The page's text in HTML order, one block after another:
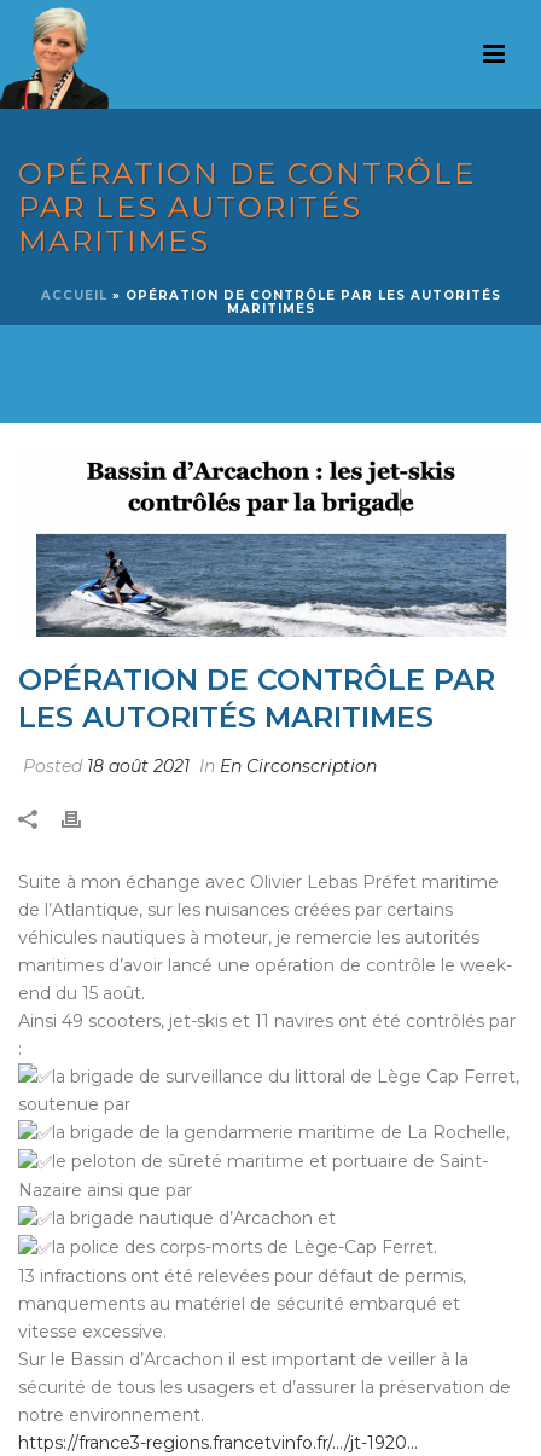
OPÉRATION DE CONTRÔLE
PAR LES AUTORITÉS
MARITIMES
ACCUEIL » OPÉRATION DE CONTRÔLE PAR LES AUTORITÉS
MARITIMES
OPÉRATION DE CONTRÔLE PAR
LES AUTORITÉS MARITIMES
Posted 18 août 2021 In En Circonscription
Suite à mon échange avec Olivier Lebas Préfet maritime
de l’Atlantique, sur les nuisances créées par certains
véhicules nautiques à moteur, je remercie les autorités
maritimes d’avoir lancé une opération de contrôle le week-
end du 15 août.
Ainsi 49 scooters, jet-skis et 11 navires ont été contrôlés par
:
la brigade de surveillance du littoral de Lège Cap Ferret,
soutenue par
la brigade de la gendarmerie maritime de La Rochelle,
le peloton de sûreté maritime et portuaire de Saint-
Nazaire ainsi que par
la brigade nautique d’Arcachon et
la police des corps-morts de Lège-Cap Ferret.
13 infractions ont été relevées pour défaut de permis,
manquements au matériel de sécurité embarqué et
vitesse excessive.
Sur le Bassin d’Arcachon il est important de veiller à la
sécurité de tous les usagers et d’assurer la préservation de
notre environnement.
https://france3-regions.francetvinfo.fr/…/jt-1920…